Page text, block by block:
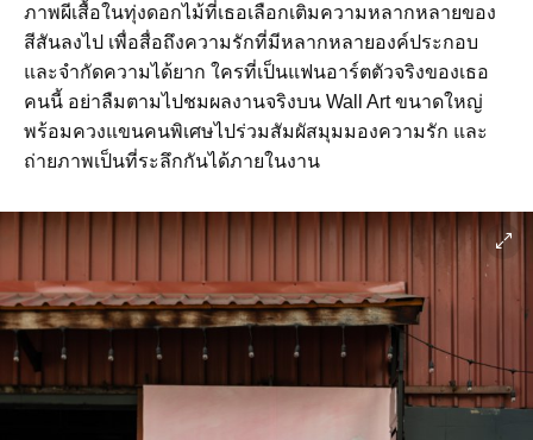
ภาพผีเสื้อในทุ่งดอกไม้ที่เธอเลือกเติมความหลากหลายของ
สีสันลงไป เพื่อสื่อถึงความรักที่มีหลากหลายองค์ประกอบ
และจำกัดความได้ยาก ใครที่เป็นแฟนอาร์ตตัวจริงของเธอ
คนนี้ อย่าลืมตามไปชมผลงานจริงบน Wall Art ขนาดใหญ่
พร้อมควงแขนคนพิเศษไปร่วมสัมผัสมุมมองความรัก และ
ถ่ายภาพเป็นที่ระลึกกันได้ภายในงาน